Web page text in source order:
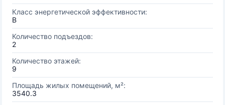
Класс энергетической эффективности:
B
Количество подъездов:
2
Количество этажей:
9
Площадь жилых помещений, м²:
3540.3